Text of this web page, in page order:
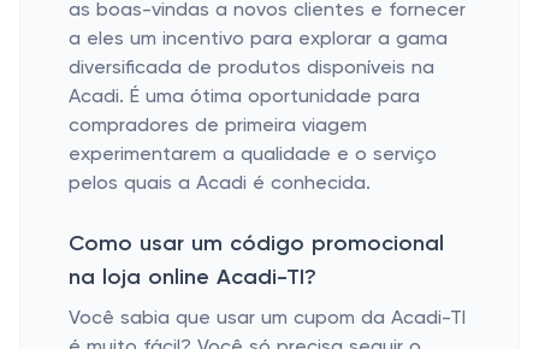
as boas-vindas a novos clientes e fornecer
a eles um incentivo para explorar a gama
diversificada de produtos disponíveis na
Acadi. É uma ótima oportunidade para
compradores de primeira viagem
experimentarem a qualidade e o serviço
pelos quais a Acadi é conhecida.
Como usar um código promocional
na loja online Acadi-TI?
Você sabia que usar um cupom da Acadi-TI